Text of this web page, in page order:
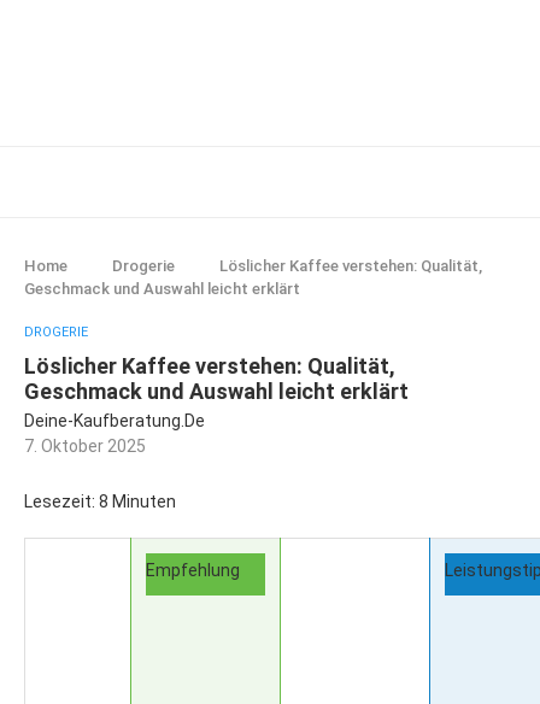
Home Drogerie
Löslicher Kaffee verstehen: Qualität,
Geschmack und Auswahl leicht erklärt
DROGERIE
Löslicher Kaffee verstehen: Qualität,
Geschmack und Auswahl leicht erklärt
Deine-Kaufberatung.de
7. Oktober 2025
Lesezeit: 8 Minuten
Empfehlung